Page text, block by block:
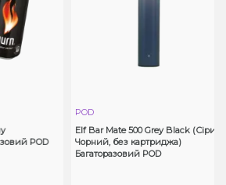
POD
POD
Elf Bar Mate 500 Grey Black (Сірий
Чорний, без картриджа)
Багаторазовий POD